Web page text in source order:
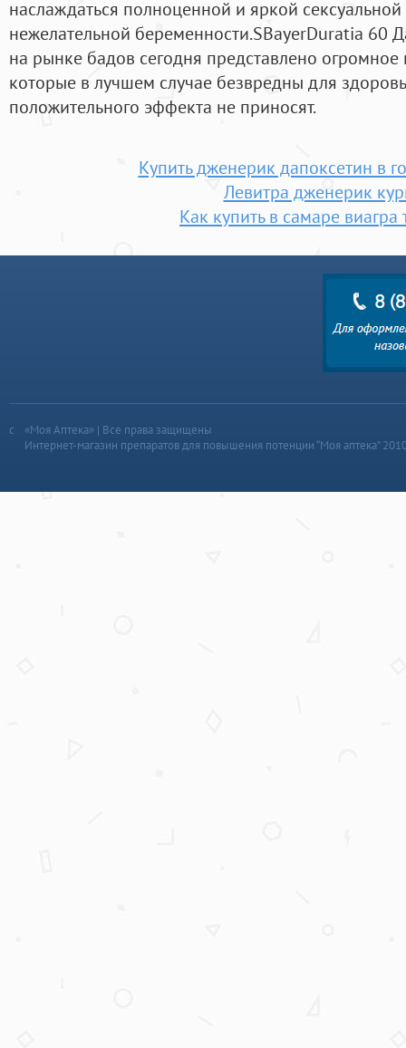
наслаждаться полноценной и яркой
нежелательной беременности.SBayerDuratia 60
на рынке бадов сегодня представлено огромное
которые в лучшем случае безвредны для
положительного эффекта не приносят.
Купить дженерик дапоксетин в
Левитра дженерик
Как купить в самаре виагра
«Моя Аптека» | Все права защищены
Интернет-магазин препаратов для повышения потенции “Моя аптека”